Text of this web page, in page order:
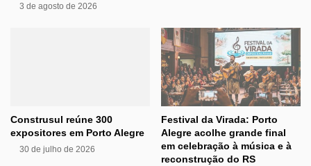
3 de agosto de 2026
Construsul reúne 300
expositores em Porto Alegre
30 de julho de 2026
Festival da Virada: Porto
Alegre acolhe grande final
em celebração à música e à
reconstrução do RS